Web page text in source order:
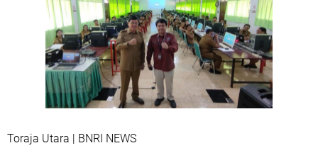
Toraja Utara | BNRI NEWS